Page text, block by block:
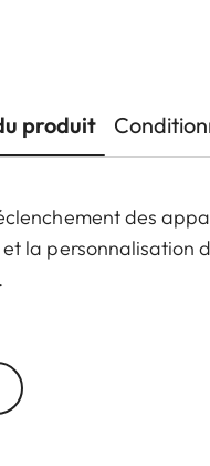
produit
des
la personnalisation